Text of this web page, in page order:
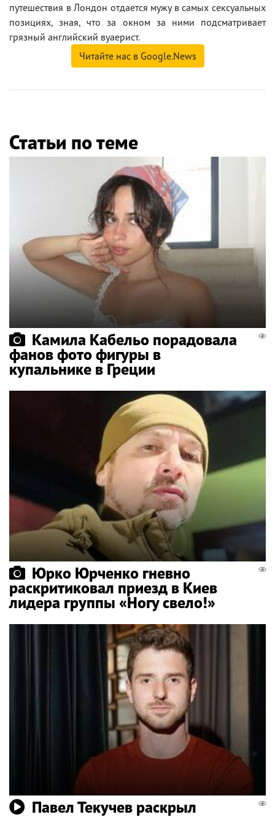
путешествия в Лондон отдается мужу в самых сексуальных
позициях, зная, что за окном за ними подсматривает
грязный английский вуаерист.
Читайте нас в Google.News
Статьи по теме
Камила Кабельо порадовала
фанов фото фигуры в
купальнике в Греции
Юрко Юрченко гневно
раскритиковал приезд в Киев
лидера группы «Ногу свело!»
Павел Текучев раскрыл